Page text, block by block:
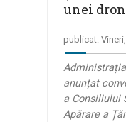
unei
publicat:
anunțat
a Consiliului
Apărare a